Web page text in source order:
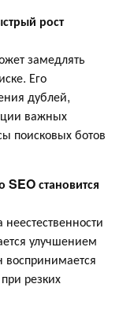
рост
замедлять
Его
дублей,
важных
поисковых ботов
SEO становится
улучшением
воспринимается
резких